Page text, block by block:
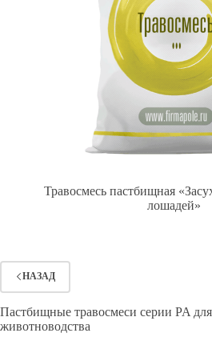
Травосмесь пастбищная
лошадей»
НАЗАД
Пастбищные травосмеси серии PA
животноводства